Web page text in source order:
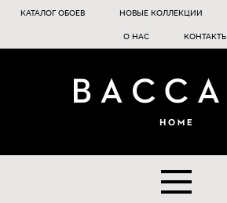
КАТАЛОГ ОБОЕВ НОВЫЕ КОЛЛЕКЦИИ
О НАС КОНТАКТЫ